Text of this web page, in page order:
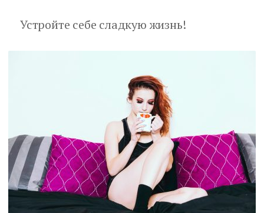
Устройте себе сладкую жизнь!